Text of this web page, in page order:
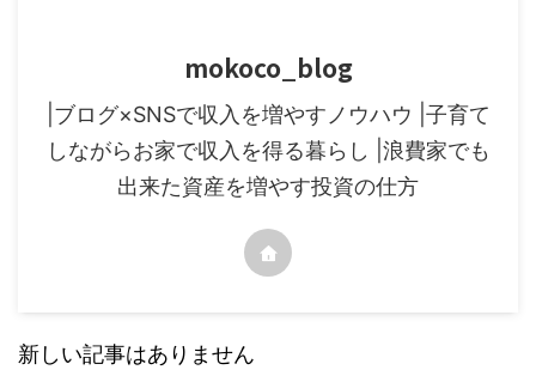
mokoco_blog
|ブログ×SNSで収入を増やすノウハウ |子育て
しながらお家で収入を得る暮らし |浪費家でも
出来た資産を増やす投資の仕方
新しい記事はありません